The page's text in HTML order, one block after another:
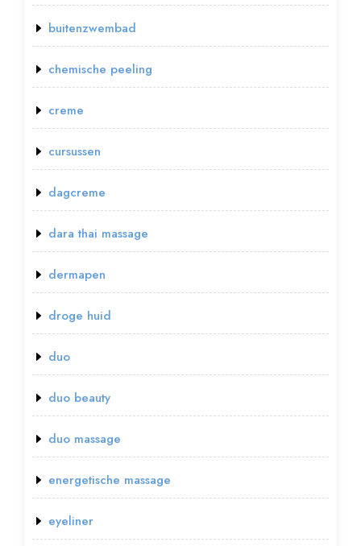
buitenzwembad
chemische peeling
creme
cursussen
dagcreme
dara thai massage
dermapen
droge huid
duo
duo beauty
duo massage
energetische massage
eyeliner